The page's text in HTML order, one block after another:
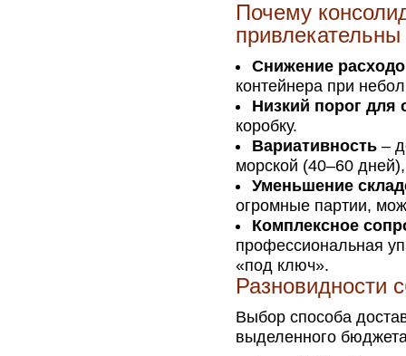
Почему
привлекательны
Снижение
контейнера при
Низкий порог для
коробку.
Вариативность –
морской (40–60
Уменьшение
огромные партии,
Комплексное
профессиональная
«под ключ».
Разновидности
Выбор способа
выделенного